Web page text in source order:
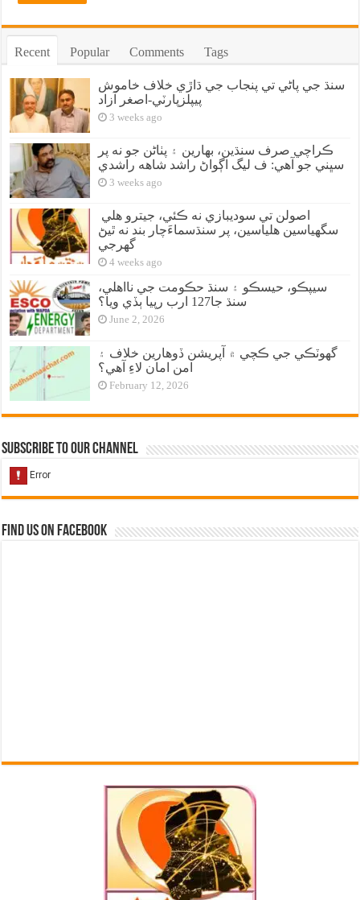
Recent Popular Comments Tags
سنڌ جي پاڻي تي پنجاب جي ڌاڙي خلاف خاموش
پيپلزپارٽي-اصغر آزاد
3 weeks ago
ڪراچي صرف سنڌين، بهارين ۽ پٺاڻن جو نه پر
سڀني جو آهي: ف ليگ اڳواڻ راشد شاهه راشدي
3 weeks ago
سگهياسين هلياسين، پر سنڌسماءَچار بند نه ٿيڻ
گهرجي
4 weeks ago
سيپڪو، حيسڪو ۽ سنڌ حڪومت جي نااهلي،
سنڌ جا127 ارب رپيا ٻڏي ويا؟
June 2, 2026
گهوٽڪي جي ڪچي ۾ آپريشن ڏوهارين خلاف ۽
امن امان لاءِ آهي؟
February 12, 2026
Subscribe to our Channel
Find us on Facebook